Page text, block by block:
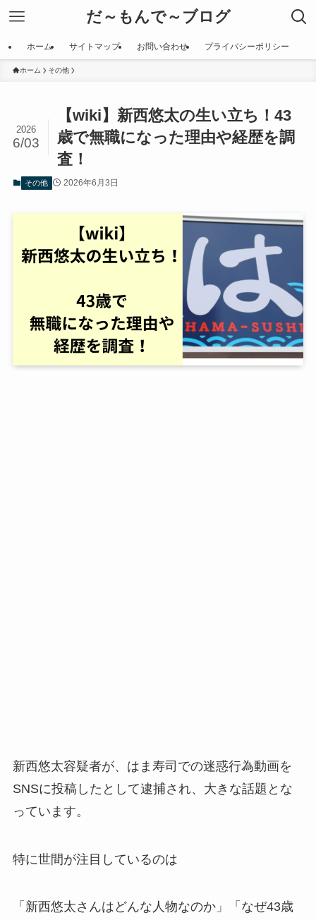
だ～もんで～ブログ
ホーム サイトマップ お問い合わせ プライバシーポリシー
ホーム その他
【wiki】新西悠太の生い立ち！43
歳で無職になった理由や経歴を調
査！
2026
6/03
その他 2026年6月3日
新西悠太容疑者が、はま寿司での迷惑行為動画を
SNSに投稿したとして逮捕され、大きな話題とな
っています。
特に世間が注目しているのは
「新西悠太さんはどんな人物なのか」「なぜ43歳